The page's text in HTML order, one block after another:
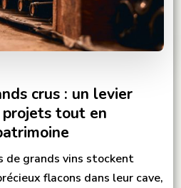
crus : un levier
tout en
de grands vins stockent
flacons dans leur cave,